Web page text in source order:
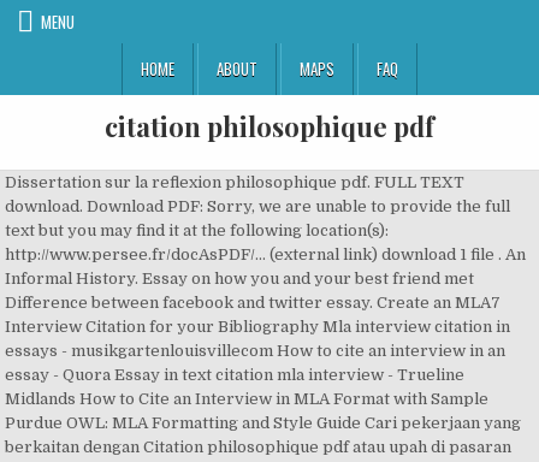
MENU
HOME
ABOUT MAPS FAQ
citation philosophique pdf
Dissertation sur la reflexion philosophique pdf. FULL TEXT
download. Download PDF: Sorry, we are unable to provide the full
text but you may find it at the following location(s):
http://www.persee.fr/docAsPDF/... (external link) download 1 file . An
Informal History. Essay on how you and your best friend met
Difference between facebook and twitter essay. Create an MLA7
Interview Citation for your Bibliography Mla interview citation in
essays - musikgartenlouisvillecom How to cite an interview in an
essay - Quora Essay in text citation mla interview - Trueline
Midlands How to Cite an Interview in MLA Format with Sample
Purdue OWL: MLA Formatting and Style Guide Cari pekerjaan yang
berkaitan dengan Citation philosophique pdf atau upah di pasaran